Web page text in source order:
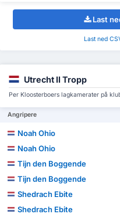
Last
Last ned
Utrecht II Tropp
Per Kloosterboers lagkamerater på
Angripere
Noah Ohio
Noah Ohio
Tijn den Boggende
Tijn den Boggende
Shedrach Ebite
Shedrach Ebite